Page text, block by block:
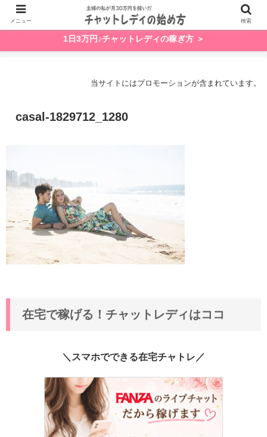
1日3万円♪チャットレディの稼ぎ方 ＞
当サイトにはプロモーションが含まれています。
casal-1829712_1280
在宅で稼げる！チャットレディはココ
＼スマホでできる在宅チャトレ／
メニュー 検索